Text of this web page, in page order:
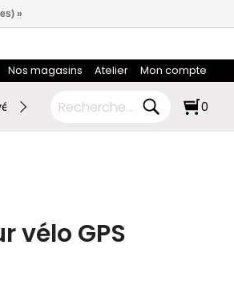
Nos magasins Atelier Mon compte
Ski de fond RABAIS FIN DE
0
vélo GPS
»